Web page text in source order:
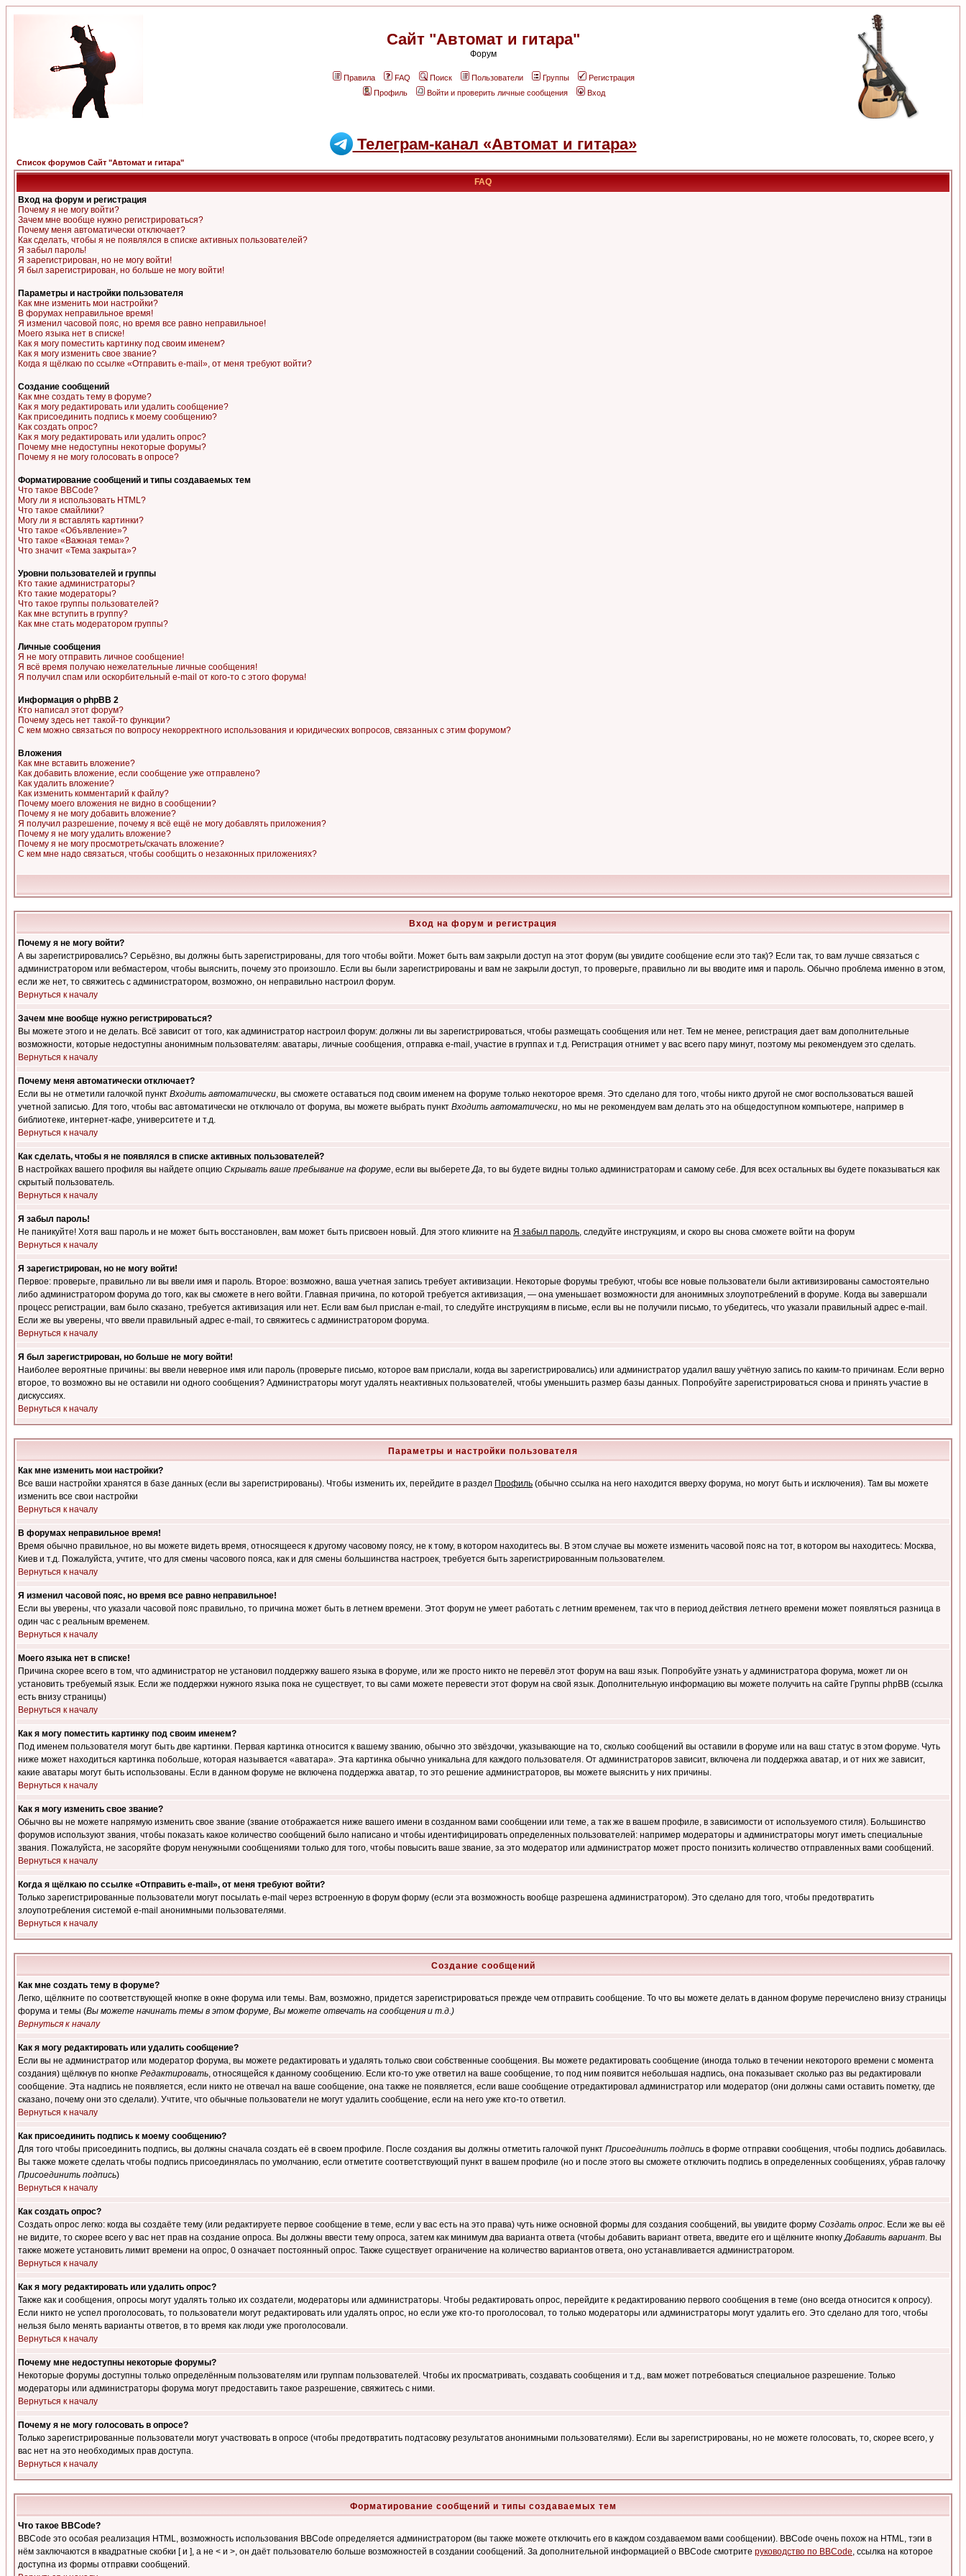
Сайт "Автомат и гитара"
Форум
Правила FAQ Поиск Пользователи Группы
Регистрация
Профиль
Войти и проверить личные сообщения Вход
Телеграм-канал «Автомат и гитара»
Список форумов Сайт "Автомат и гитара"
FAQ
Вход на форум и регистрация
Почему я не могу войти?
Зачем мне вообще нужно регистрироваться?
Почему меня автоматически отключает?
Как сделать, чтобы я не появлялся в списке активных пользователей?
Я забыл пароль!
Я зарегистрирован, но не могу войти!
Я был зарегистрирован, но больше не могу войти!
Параметры и настройки пользователя
Как мне изменить мои настройки?
В форумах неправильное время!
Я изменил часовой пояс, но время все равно неправильное!
Моего языка нет в списке!
Как я могу поместить картинку под своим именем?
Как я могу изменить свое звание?
Когда я щёлкаю по ссылке «Отправить e-mail», от меня требуют войти?
Создание сообщений
Как мне создать тему в форуме?
Как я могу редактировать или удалить сообщение?
Как присоединить подпись к моему сообщению?
Как создать опрос?
Как я могу редактировать или удалить опрос?
Почему мне недоступны некоторые форумы?
Почему я не могу голосовать в опросе?
Форматирование сообщений и типы создаваемых тем
Что такое BBCode?
Могу ли я использовать HTML?
Что такое смайлики?
Могу ли я вставлять картинки?
Что такое «Объявление»?
Что такое «Важная тема»?
Что значит «Тема закрыта»?
Уровни пользователей и группы
Кто такие администраторы?
Кто такие модераторы?
Что такое группы пользователей?
Как мне вступить в группу?
Как мне стать модератором группы?
Личные сообщения
Я не могу отправить личное сообщение!
Я всё время получаю нежелательные личные сообщения!
Я получил спам или оскорбительный e-mail от кого-то с этого форума!
Информация о phpBB 2
Кто написал этот форум?
Почему здесь нет такой-то функции?
С кем можно связаться по вопросу некорректного использования и юридических вопросов, связанных с этим форумом?
Вложения
Как мне вставить вложение?
Как добавить вложение, если сообщение уже отправлено?
Как удалить вложение?
Как изменить комментарий к файлу?
Почему моего вложения не видно в сообщении?
Почему я не могу добавить вложение?
Я получил разрешение, почему я всё ещё не могу добавлять приложения?
Почему я не могу удалить вложение?
Почему я не могу просмотреть/скачать вложение?
С кем мне надо связаться, чтобы сообщить о незаконных приложениях?
Вход на форум и регистрация
Почему я не могу войти?
А вы зарегистрировались? Серьёзно, вы должны быть зарегистрированы, для того чтобы войти. Может быть вам закрыли доступ на этот форум (вы увидите сообщение если это так)? Если так, то вам лучше связаться с
администратором или вебмастером, чтобы выяснить, почему это произошло. Если вы были зарегистрированы и вам не закрыли доступ, то проверьте, правильно ли вы вводите имя и пароль. Обычно проблема именно в этом,
если же нет, то свяжитесь с администратором, возможно, он неправильно настроил форум.
Вернуться к началу
Зачем мне вообще нужно регистрироваться?
Вы можете этого и не делать. Всё зависит от того, как администратор настроил форум: должны ли вы зарегистрироваться, чтобы размещать сообщения или нет. Тем не менее, регистрация дает вам дополнительные
возможности, которые недоступны анонимным пользователям: аватары, личные сообщения, отправка e-mail, участие в группах и т.д. Регистрация отнимет у вас всего пару минут, поэтому мы рекомендуем это сделать.
Вернуться к началу
Почему меня автоматически отключает?
Если вы не отметили галочкой пункт Входить автоматически, вы сможете оставаться под своим именем на форуме только некоторое время. Это сделано для того, чтобы никто другой не смог воспользоваться вашей
учетной записью. Для того, чтобы вас автоматически не отключало от форума, вы можете выбрать пункт Входить автоматически, но мы не рекомендуем вам делать это на общедоступном компьютере, например в
библиотеке, интернет-кафе, университете и т.д.
Вернуться к началу
Как сделать, чтобы я не появлялся в списке активных пользователей?
В настройках вашего профиля вы найдете опцию Скрывать ваше пребывание на форуме, если вы выберетеДа, то вы будете видны только администраторам и самому себе. Для всех остальных вы будете показываться как
скрытый пользователь.
Вернуться к началу
Я забыл пароль!
Не паникуйте! Хотя ваш пароль и не может быть восстановлен, вам может быть присвоен новый. Для этого кликните на Я забыл пароль, следуйте инструкциям, и скоро вы снова сможете войти на форум
Вернуться к началу
Я зарегистрирован, но не могу войти!
Первое: проверьте, правильно ли вы ввели имя и пароль. Второе: возможно, ваша учетная запись требует активизации. Некоторые форумы требуют, чтобы все новые пользователи были активизированы самостоятельно
либо администратором форума до того, как вы сможете в него войти. Главная причина, по которой требуется активизация, — она уменьшает возможности для анонимных злоупотреблений в форуме. Когда вы завершали
процесс регистрации, вам было сказано, требуется активизация или нет. Если вам был прислан e-mail, то следуйте инструкциям в письме, если вы не получили письмо, то убедитесь, что указали правильный адрес e-mail.
Если же вы уверены, что ввели правильный адрес e-mail, то свяжитесь с администратором форума.
Вернуться к началу
Я был зарегистрирован, но больше не могу войти!
Наиболее вероятные причины: вы ввели неверное имя или пароль (проверьте письмо, которое вам прислали, когда вы зарегистрировались) или администратор удалил вашу учётную запись по каким-то причинам. Если верно
второе, то возможно вы не оставили ни одного сообщения? Администраторы могут удалять неактивных пользователей, чтобы уменьшить размер базы данных. Попробуйте зарегистрироваться снова и принять участие в
дискуссиях.
Вернуться к началу
Параметры и настройки пользователя
Как мне изменить мои настройки?
Все ваши настройки хранятся в базе данных (если вы зарегистрированы). Чтобы изменить их, перейдите в раздел Профиль (обычно ссылка на него находится вверху форума, но могут быть и исключения). Там вы можете
изменить все свои настройки
Вернуться к началу
В форумах неправильное время!
Время обычно правильное, но вы можете видеть время, относящееся к другому часовому поясу, не к тому, в котором находитесь вы. В этом случае вы можете изменить часовой пояс на тот, в котором вы находитесь: Москва,
Киев и т.д. Пожалуйста, учтите, что для смены часового пояса, как и для смены большинства настроек, требуется быть зарегистрированным пользователем.
Вернуться к началу
Я изменил часовой пояс, но время все равно неправильное!
Если вы уверены, что указали часовой пояс правильно, то причина может быть в летнем времени. Этот форум не умеет работать с летним временем, так что в период действия летнего времени может появляться разница в
один час с реальным временем.
Вернуться к началу
Моего языка нет в списке!
Причина скорее всего в том, что администратор не установил поддержку вашего языка в форуме, или же просто никто не перевёл этот форум на ваш язык. Попробуйте узнать у администратора форума, может ли он
установить требуемый язык. Если же поддержки нужного языка пока не существует, то вы сами можете перевести этот форум на свой язык. Дополнительную информацию вы можете получить на сайте Группы phpBB (ссылка
есть внизу страницы)
Вернуться к началу
Как я могу поместить картинку под своим именем?
Под именем пользователя могут быть две картинки. Первая картинка относится к вашему званию, обычно это звёздочки, указывающие на то, сколько сообщений вы оставили в форуме или на ваш статус в этом форуме. Чуть
ниже может находиться картинка побольше, которая называется «аватара». Эта картинка обычно уникальна для каждого пользователя. От администраторов зависит, включена ли поддержка аватар, и от них же зависит,
какие аватары могут быть использованы. Если в данном форуме не включена поддержка аватар, то это решение администраторов, вы можете выяснить у них причины.
Вернуться к началу
Как я могу изменить свое звание?
Обычно вы не можете напрямую изменить свое звание (звание отображается ниже вашего имени в созданном вами сообщении или теме, а так же в вашем профиле, в зависимости от используемого стиля). Большинство
форумов используют звания, чтобы показать какое количество сообщений было написано и чтобы идентифицировать определенных пользователей: например модераторы и администраторы могут иметь специальные
звания. Пожалуйста, не засоряйте форум ненужными сообщениями только для того, чтобы повысить ваше звание, за это модератор или администратор может просто понизить количество отправленных вами сообщений.
Вернуться к началу
Когда я щёлкаю по ссылке «Отправить e-mail», от меня требуют войти?
Только зарегистрированные пользователи могут посылать e-mail через встроенную в форум форму (если эта возможность вообще разрешена администратором). Это сделано для того, чтобы предотвратить
злоупотребления системой e-mail анонимными пользователями.
Вернуться к началу
Создание сообщений
Как мне создать тему в форуме?
Легко, щёлкните по соответствующей кнопке в окне форума или темы. Вам, возможно, придется зарегистрироваться прежде чем отправить сообщение. То что вы можете делать в данном форуме перечислено внизу страницы
форума и темы (Вы можете начинать темы в этом форуме, Вы можете отвечать на сообщения и т.д.)
Вернуться к началу
Как я могу редактировать или удалить сообщение?
Если вы не администратор или модератор форума, вы можете редактировать и удалять только свои собственные сообщения. Вы можете редактировать сообщение (иногда только в течении некоторого времени с момента
создания) щёлкнув по кнопке Редактировать, относящейся к данному сообщению. Если кто-то уже ответил на ваше сообщение, то под ним появится небольшая надпись, она показывает сколько раз вы редактировали
сообщение. Эта надпись не появляется, если никто не отвечал на ваше сообщение, она также не появляется, если ваше сообщение отредактировал администратор или модератор (они должны сами оставить пометку, где
сказано, почему они это сделали). Учтите, что обычные пользователи не могут удалить сообщение, если на него уже кто-то ответил.
Вернуться к началу
Как присоединить подпись к моему сообщению?
Для того чтобы присоединить подпись, вы должны сначала создать её в своем профиле. После создания вы должны отметить галочкой пункт Присоединить подпись в форме отправки сообщения, чтобы подпись добавилась.
Вы также можете сделать чтобы подпись присоединялась по умолчанию, если отметите соответствующий пункт в вашем профиле (но и после этого вы сможете отключить подпись в определенных сообщениях, убрав галочку
Присоединить подпись)
Вернуться к началу
Как создать опрос?
Создать опрос легко: когда вы создаёте тему (или редактируете первое сообщение в теме, если у вас есть на это права) чуть ниже основной формы для создания сообщений, вы увидите форму Создать опрос. Если же вы её
не видите, то скорее всего у вас нет прав на создание опроса. Вы должны ввести тему опроса, затем как минимум два варианта ответа (чтобы добавить вариант ответа, введите его и щёлкните кнопкуДобавить вариант. Вы
также можете установить лимит времени на опрос, 0 означает постоянный опрос. Также существует ограничение на количество вариантов ответа, оно устанавливается администратором.
Вернуться к началу
Как я могу редактировать или удалить опрос?
Также как и сообщения, опросы могут удалять только их создатели, модераторы или администраторы. Чтобы редактировать опрос, перейдите к редактированию первого сообщения в теме (оно всегда относится к опросу).
Если никто не успел проголосовать, то пользователи могут редактировать или удалять опрос, но если уже кто-то проголосовал, то только модераторы или администраторы могут удалить его. Это сделано для того, чтобы
нельзя было менять варианты ответов, в то время как люди уже проголосовали.
Вернуться к началу
Почему мне недоступны некоторые форумы?
Некоторые форумы доступны только определённым пользователям или группам пользователей. Чтобы их просматривать, создавать сообщения и т.д., вам может потребоваться специальное разрешение. Только
модераторы или администраторы форума могут предоставить такое разрешение, свяжитесь с ними.
Вернуться к началу
Почему я не могу голосовать в опросе?
Только зарегистрированные пользователи могут участвовать в опросе (чтобы предотвратить подтасовку результатов анонимными пользователями). Если вы зарегистрированы, но не можете голосовать, то, скорее всего, у
вас нет на это необходимых прав доступа.
Вернуться к началу
Форматирование сообщений и типы создаваемых тем
Что такое BBCode?
BBCode это особая реализация HTML, возможность использования BBCode определяется администратором (вы также можете отключить его в каждом создаваемом вами сообщении). BBCode очень похож на HTML, тэги в
нём заключаются в квадратные скобки [ и ], а не < и >, он даёт пользователю больше возможностей в создании сообщений. За дополнительной информацией о BBCode смотрите руководство по BBCode, ссылка на которое
доступна из формы отправки сообщений.